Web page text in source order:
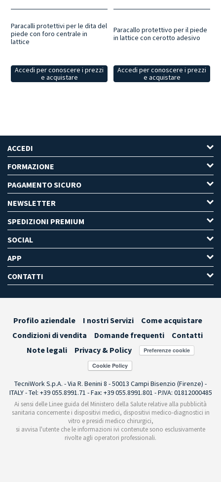
Paracalli protettivi per le dita del
piede con foro centrale in
lattice
Accedi per conoscere i prezzi
e acquistare
Paracallo protettivo per il piede
in lattice con cerotto adesivo
Accedi per conoscere i prezzi
e acquistare
ACCEDI
FORMAZIONE
PAGAMENTO SICURO
NEWSLETTER
SPEDIZIONI PREMIUM
SOCIAL
APP
CONTATTI
Profilo aziendale I nostri Servizi
Come acquistare
Condizioni di vendita
Domande frequenti
Contatti
Note legali
Privacy & Policy Preferenze cookie
TecniWork S.p.A. - Via R. Benini 8 - 50013 Campi Bisenzio (Firenze) -
ITALY - Tel: +39 055.8991.71 - Fax: +39 055.8991.801 - P.IVA: 01812000485
Ai sensi delle Linee guida del Ministero della Salute relative alla pubblicità
sanitaria concernente i dispositivi medici, dispositivi medico-diagnostici in
vitro e presidi medico chirurgici,
si avvisa l'utente che le informazioni ivi contenute sono esclusivamente
rivolte agli operatori professionali.